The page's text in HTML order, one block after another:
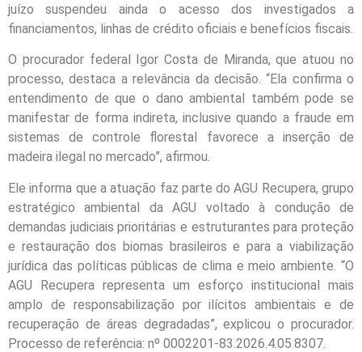
juízo suspendeu ainda o acesso dos investigados a
financiamentos, linhas de crédito oficiais e benefícios fiscais.
O procurador federal Igor Costa de Miranda, que atuou no
processo, destaca a relevância da decisão. “Ela confirma o
entendimento de que o dano ambiental também pode se
manifestar de forma indireta, inclusive quando a fraude em
sistemas de controle florestal favorece a inserção de
madeira ilegal no mercado”, afirmou.
Ele informa que a atuação faz parte do AGU Recupera, grupo
estratégico ambiental da AGU voltado à condução de
demandas judiciais prioritárias e estruturantes para proteção
e restauração dos biomas brasileiros e para a viabilização
jurídica das políticas públicas de clima e meio ambiente. “O
AGU Recupera representa um esforço institucional mais
amplo de responsabilização por ilícitos ambientais e de
recuperação de áreas degradadas”, explicou o procurador.
Processo de referência: nº 0002201-83.2026.4.05.8307.